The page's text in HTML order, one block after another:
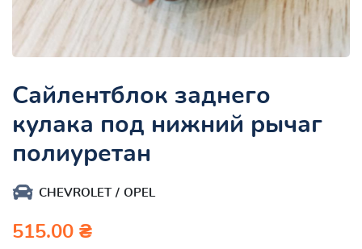
Сайлентблок заднего
кулака под нижний рычаг
полиуретан
CHEVROLET OPEL
515.00 ₴